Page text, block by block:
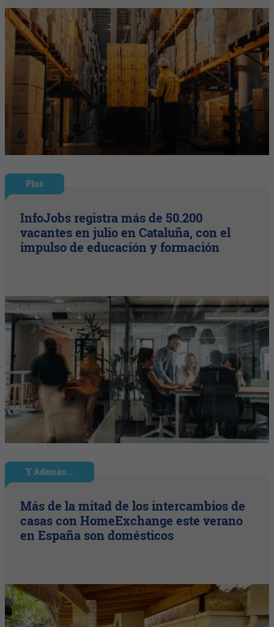
Plus
InfoJobs registra más de 50.200
vacantes en julio en Cataluña, con el
impulso de educación y formación
Y Además...
Más de la mitad de los intercambios de
casas con HomeExchange este verano
en España son domésticos